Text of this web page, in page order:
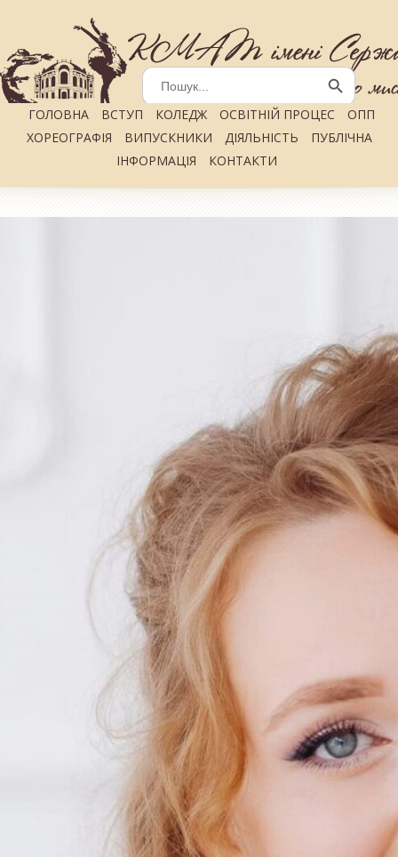
Search
Search Button
ГОЛОВНА ВСТУП КОЛЕДЖ ОСВІТНІЙ ПРОЦЕС
ОПП
ХОРЕОГРАФІЯ
ВИПУСКНИКИ ДІЯЛЬНІСТЬ
ПУБЛІЧНА
ІНФОРМАЦІЯ
КОНТАКТИ